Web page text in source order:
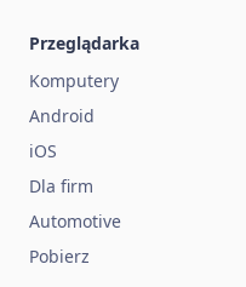
Przeglądarka
Komputery
Android
iOS
Dla firm
Automotive
Pobierz